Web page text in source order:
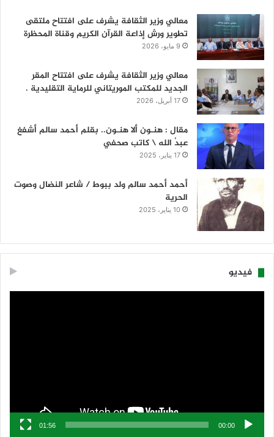
معالي وزير الثقافة يشرف على افتتاح ملتقى
تطوير ورش إذاعة القرآن الكريم وقناة المحظرة
9 مايو، 2026
معالي وزير الثقافة يشرف على افتتاح المقر
الجديد للمكتب الموريتاني للرماية التقليدية .
17 أبريل، 2026
مقال : هنـون ألا هنـون.. بقلم أحمد سالم أشفغ
عبدُ الله \ كاتب صحفي
17 يناير، 2025
أحمد أحمد سالم ولد ببوط / شاعر النضال وصوت
الحرية
10 يناير، 2025
فيديو
00:00
01:56